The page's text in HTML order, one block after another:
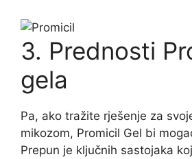
3. Prednosti
gela
Pa, ako tražite rješenje za
mikozom, Promicil Gel bi
Prepun je ključnih sastojaka